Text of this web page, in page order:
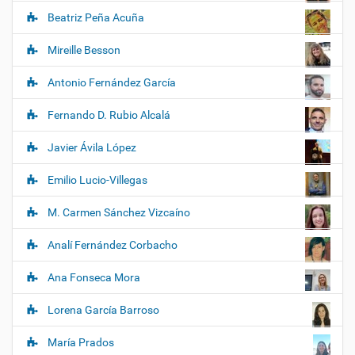
c
i
ó
n
Beatriz Peña Acuña
Mireille Besson
Antonio Fernández García
Fernando D. Rubio Alcalá
Javier Ávila López
Emilio Lucio-Villegas
M. Carmen Sánchez Vizcaíno
Analí Fernández Corbacho
Ana Fonseca Mora
Lorena García Barroso
María Prados